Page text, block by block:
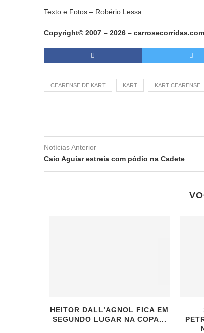
Texto e Fotos – Robério Lessa
Copyright© 2007 – 2026 –
CEARENSE DE KART KART KART CEARENSE
Notícias Anterior
Caio Aguiar estreia com pódio na Cadete
HEITOR DALL’AGNOL FICA EM
SEGUNDO LUGAR NA COPA...